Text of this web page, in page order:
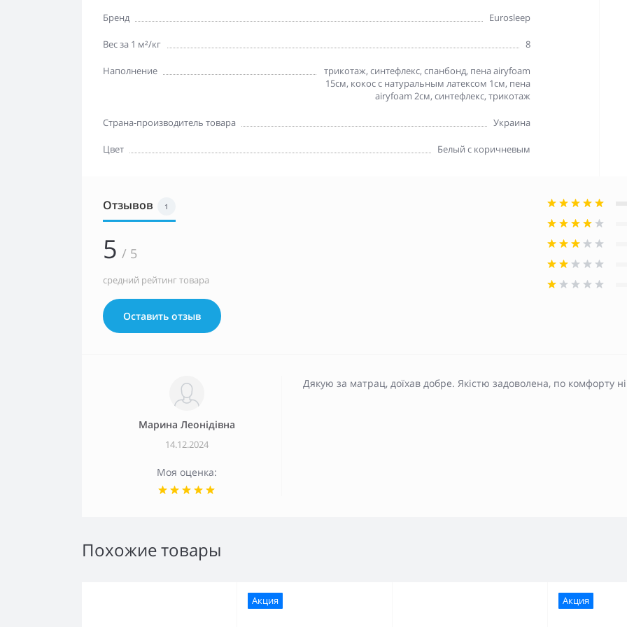
Бренд Eurosleep
Вес за 1 м²/кг 8
Наполнение
трикотаж, синтефлекс, спанбонд, пена airyfoam
15см, кокос с натуральным латексом 1см, пена
airyfoam 2см, синтефлекс, трикотаж
Страна-производитель товара Украина
Цвет Белый с коричневым
Отзывов 1
5 / 5
средний рейтинг товара
Оставить отзыв
Марина Леонідівна
14.12.2024
Моя оценка:
Дякую за матрац, доїхав добре. Якістю задоволена, по комфорту
Похожие товары
Акция Акция